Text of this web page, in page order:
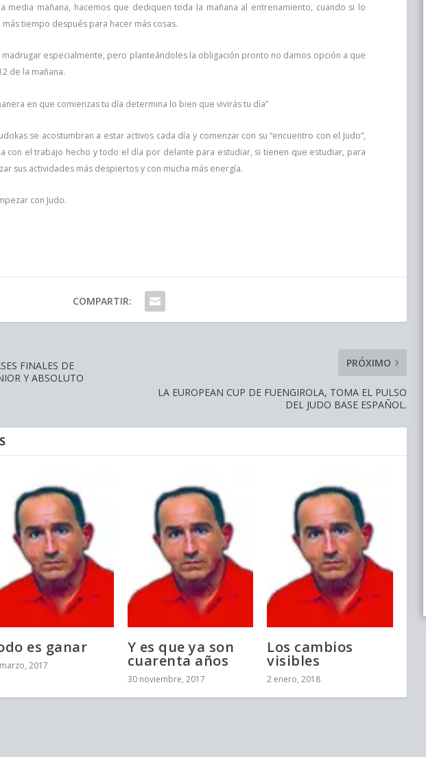
media mañana, hacemos que dediquen toda la mañana al entrenamiento, cuando si lo
tiempo después para hacer más cosas.
especialmente, pero planteándoles la obligación pronto no damos opción a que
de la mañana.
en que comienzas tu día determina lo bien que vivirás tu día”
se acostumbran a estar activos cada día y comenzar con su “encuentro con el Judo”,
con el trabajo hecho y todo el día por delante para estudiar, si tienen que estudiar, para
sus actividades más despiertos y con mucha más energía.
con Judo.
COMPARTIR:
FINALES DE
Y ABSOLUTO
PRÓXIMO
LA EUROPEAN CUP DE FUENGIROLA, TOMA EL PULSO
DEL JUDO BASE ESPAÑOL.
es ganar
2017
Y es que ya son
cuarenta años
30 noviembre, 2017
Los cambios
visibles
2 enero, 2018